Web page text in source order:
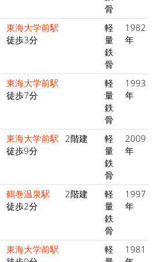
骨
東海大学前駅
徒歩3分
軽
量
鉄
骨
1982
年
東海大学前駅
徒歩7分
軽
量
鉄
骨
1993
年
東海大学前駅
徒歩9分
2階建
軽
量
鉄
骨
2009
年
鶴巻温泉駅
徒歩2分
2階建
軽
量
鉄
骨
1997
年
東海大学前駅
軽
1981